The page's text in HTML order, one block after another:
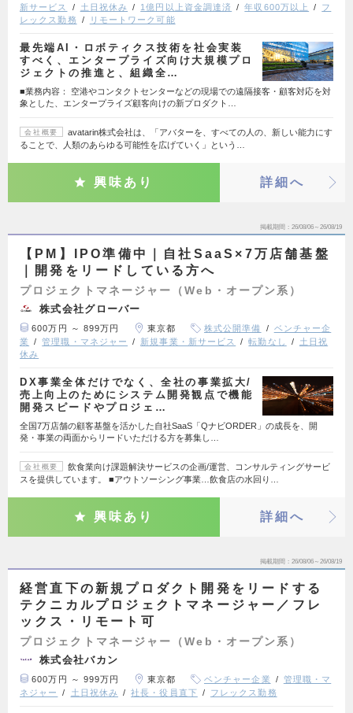
新サービス
土日祝休み 1億円以上資金調達済 年収600万以上
フ
レックス勤務
リモートワーク可能
最先端AI・ロボティクス技術を社会実装
すべく、エンタープライズ向け大規模プロ
ジェクトの推進と、組織全…
■業務内容： 空港やコンタクトセンターなどの現場での遠隔接客・顧客対応を対
象とした、エンタープライズ顧客向けの新プロダクト…
会社概要
avatarin株式会社は、「アバターを、すべての人の、新しい能力にす
ることで、人類のあらゆる可能性を広げていく」という…
興味あり 詳細へ
掲載期間 26/08/06～26/08/19
【PM】IPO準備中｜自社SaaS×7万店舗基盤
｜開発をリードしている方へ
プロジェクトマネージャー（Web・オープン系）
株式会社グローバー
600万円 ～ 899万円 東京都 株式公開準備
ベンチャー企
業
管理職・マネジャー 新規事業・新サービス 転勤なし
土日祝
休み
DX事業全体だけでなく、全社の事業拡大/
売上向上のためにシステム開発観点で機能
開発スピードやプロジェ…
全国7万店舗の顧客基盤を活かした自社SaaS「QナビORDER」の成長を、開
発・事業の両面からリードいただける方を募集し…
会社概要
飲食業向け課題解決サービスの企画/運営、コンサルティングサービ
スを提供しています。 ■アウトソーシング事業…飲食店の水回り…
興味あり 詳細へ
掲載期間 26/08/06～26/08/19
経営直下の新規プロダクト開発をリードする
テクニカルプロジェクトマネージャー／フレ
ックス・リモート可
プロジェクトマネージャー（Web・オープン系）
株式会社バカン
600万円 ～ 999万円 東京都 ベンチャー企業
管理職・マ
ネジャー
土日祝休み 社長・役員直下 フレックス勤務